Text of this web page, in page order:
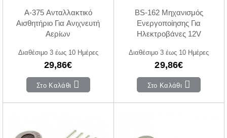
A-375 Ανταλλακτικό
Αισθητήριο Για Ανιχνευτή
Αερίων
Διαθέσιμο 3 έως 10 Ημέρες
29,86€
Στο Καλάθι
BS-162 Μηχανισμός
Ενεργοποίησης Για
Ηλεκτροβάνες 12V
Διαθέσιμο 3 έως 10 Ημέρες
29,86€
Στο Καλάθι